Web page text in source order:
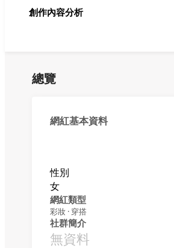
創作內容分析
總覽
網紅基本資料
性別
女
網紅類型
彩妝 · 穿搭
社群簡介
無資料